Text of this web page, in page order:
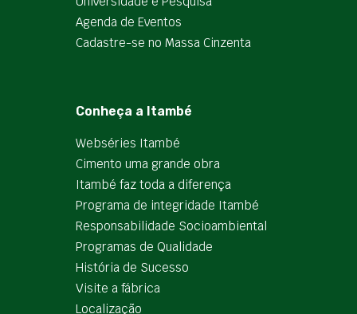
Agenda de Eventos
Cadastre-se no Massa Cinzenta
Conheça a Itambé
Webséries Itambé
Cimento uma grande obra
Itambé faz toda a diferença
Programa de integridade Itambé
Responsabilidade Socioambiental
Programas de Qualidade
História de Sucesso
Visite a fábrica
Localização